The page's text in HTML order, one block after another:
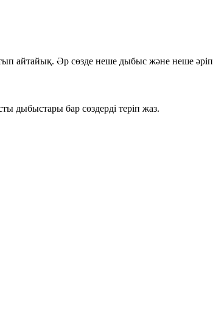
айтайық. Әр сөзде неше дыбыс және неше әріп
дыбыстары бар сөздерді теріп жаз.